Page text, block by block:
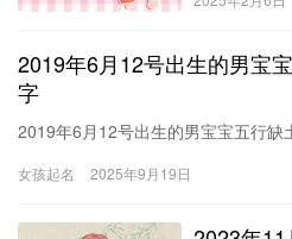
2019年6月12号出生的男宝
字
2019年6月12号出生的男宝宝五
女孩起名 2025年9月19日